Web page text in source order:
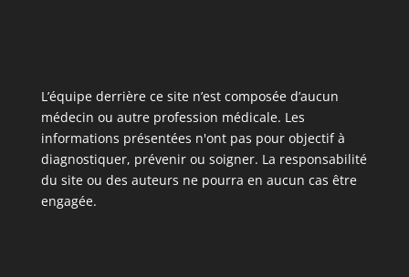
L’équipe derrière ce site n’est composée d’aucun
médecin ou autre profession médicale. Les
informations présentées n'ont pas pour objectif à
diagnostiquer, prévenir ou soigner. La responsabilité
du site ou des auteurs ne pourra en aucun cas être
engagée.